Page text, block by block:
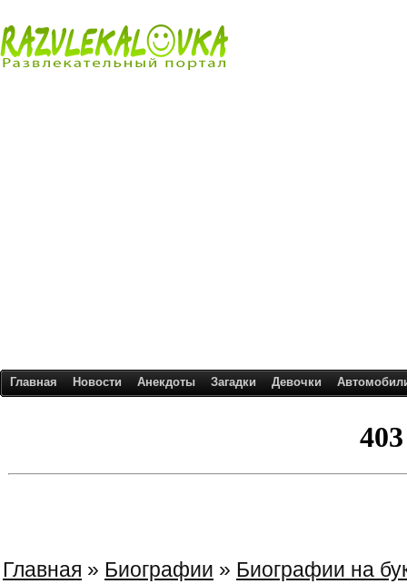
Главная Новости Анекдоты Загадки Девочки
Главная » Биографии » Биографии на